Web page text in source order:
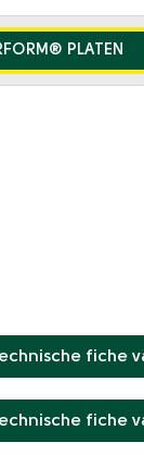
PLATEN
fiche
fiche